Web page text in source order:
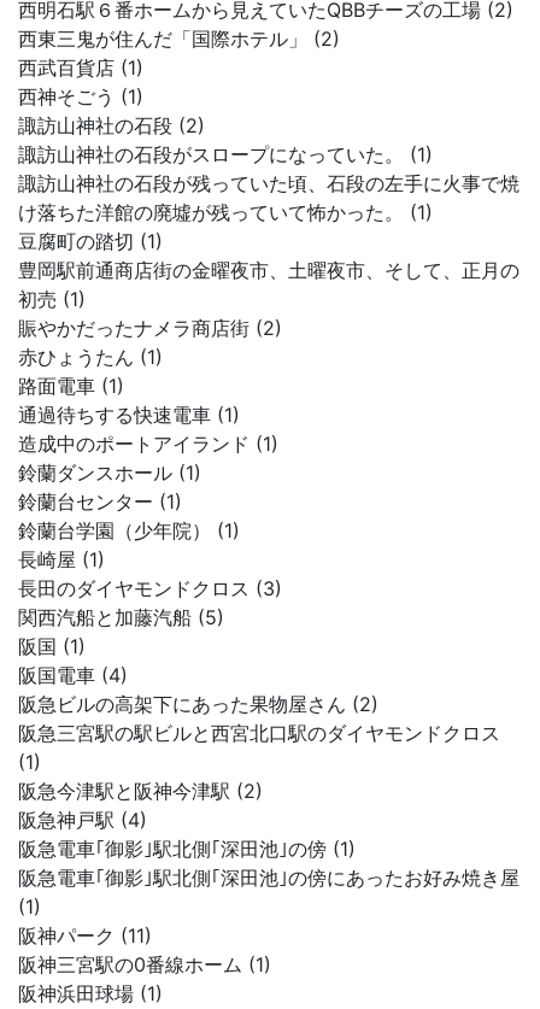
西明石駅６番ホームから見えていたQBBチーズの工場 (2)
西東三鬼が住んだ「国際ホテル」 (2)
西武百貨店 (1)
西神そごう (1)
諏訪山神社の石段 (2)
諏訪山神社の石段がスロープになっていた。 (1)
諏訪山神社の石段が残っていた頃、石段の左手に火事で焼
け落ちた洋館の廃墟が残っていて怖かった。 (1)
豆腐町の踏切 (1)
豊岡駅前通商店街の金曜夜市、土曜夜市、そして、正月の
初売 (1)
賑やかだったナメラ商店街 (2)
赤ひょうたん (1)
路面電車 (1)
通過待ちする快速電車 (1)
造成中のポートアイランド (1)
鈴蘭ダンスホール (1)
鈴蘭台センター (1)
鈴蘭台学園（少年院） (1)
長崎屋 (1)
長田のダイヤモンドクロス (3)
関西汽船と加藤汽船 (5)
阪国 (1)
阪国電車 (4)
阪急ビルの高架下にあった果物屋さん (2)
阪急三宮駅の駅ビルと西宮北口駅のダイヤモンドクロス
(1)
阪急今津駅と阪神今津駅 (2)
阪急神戸駅 (4)
阪急電車｢御影｣駅北側｢深田池｣の傍 (1)
阪急電車｢御影｣駅北側｢深田池｣の傍にあったお好み焼き屋
(1)
阪神パーク (11)
阪神三宮駅の0番線ホーム (1)
阪神浜田球場 (1)